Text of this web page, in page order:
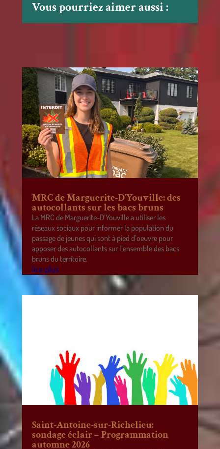
Vous pourriez aimer aussi :
MRC de Marguerite-D’Youville: des
autocollants sur les bacs bruns
La MRC de Marguerite-D’Youville a utiliser les
réseaux sociaux pour informer la population du
passage de jeunes qui sont à pied d’oeuvre pour
apposer des autocollants sur l’ensemble des bacs
bruns du territoire.
lire plus
Saint-Antoine-sur-Richelieu:
sondage éclair – Programmation
automne 2026